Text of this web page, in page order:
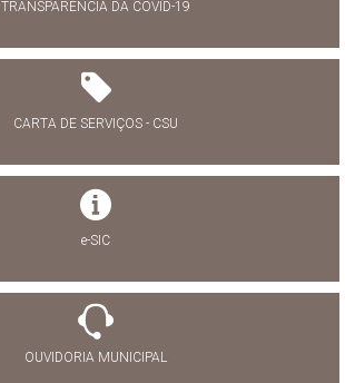
TRANSPARÊNCIA DA COVID-19
CARTA DE SERVIÇOS - CSU
e-SIC
OUVIDORIA MUNICIPAL